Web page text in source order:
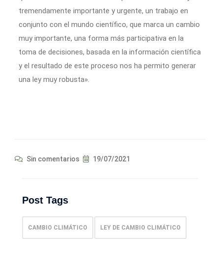
tremendamente importante y urgente, un trabajo en
conjunto con el mundo científico, que marca un cambio
muy importante, una forma más participativa en la
toma de decisiones, basada en la información científica
y el resultado de este proceso nos ha permito generar
una ley muy robusta».
Sin comentarios 19/07/2021
Post Tags
CAMBIO CLIMÁTICO LEY DE CAMBIO CLIMÁTICO